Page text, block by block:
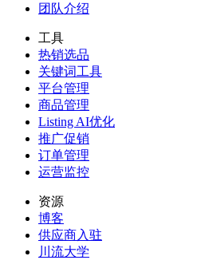
团队介绍
工具
热销选品
关键词工具
平台管理
商品管理
Listing AI优化
推广促销
订单管理
运营监控
资源
博客
供应商入驻
川流大学